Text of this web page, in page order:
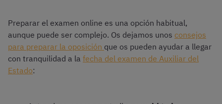
Preparar el examen online es una opción habitual,
aunque puede ser complejo. Os dejamos unos consejos
para preparar la oposición que os pueden ayudar a llegar
con tranquilidad a la fecha del examen de Auxiliar del
Estado: